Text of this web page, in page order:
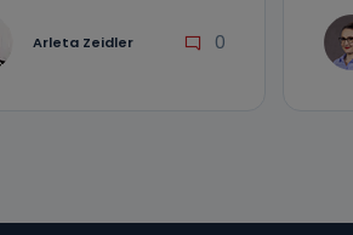
Arleta Zeidler 0